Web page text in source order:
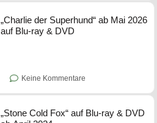
„Charlie der Superhund“ ab Mai 2026
auf Blu-ray & DVD
Keine Kommentare
„Stone Cold Fox“ auf Blu-ray & DVD